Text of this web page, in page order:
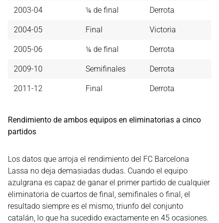
2003-04 ¼ de final Derrota
2004-05 Final Victoria
2005-06 ¼ de final Derrota
2009-10 Semifinales Derrota
2011-12 Final Derrota
Rendimiento de ambos equipos en eliminatorias a cinco
partidos
Los datos que arroja el rendimiento del FC Barcelona
Lassa no deja demasiadas dudas. Cuando el equipo
azulgrana es capaz de ganar el primer partido de cualquier
eliminatoria de cuartos de final, semifinales o final, el
resultado siempre es el mismo, triunfo del conjunto
catalán, lo que ha sucedido exactamente en 45 ocasiones.